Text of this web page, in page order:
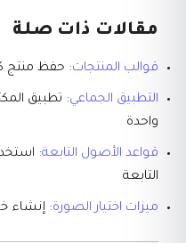
مقالات ذات صلة
قوالب المنتجات: حفظ منتج
التطبيق الجماعي: تطبيق
واحدة
قواعد الأصول التابعة:
التابعة
ميزات اختيار الصورة: إنشاء